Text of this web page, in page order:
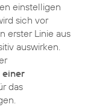
einstelligen
sich vor
erster Linie aus
auswirken.
das